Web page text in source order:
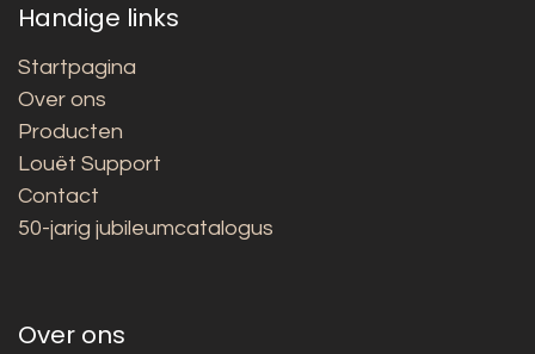
Handige links
Startpagina
Over ons
Producten
Louët Support
Contact
50-jarig jubileumcatalogus
Over ons